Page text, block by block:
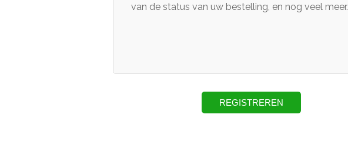
van de status van uw bestelling, en nog veel meer.